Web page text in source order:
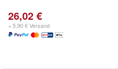
26,02 €
+ 5,90 € Versand